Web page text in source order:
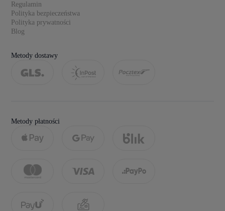
Regulamin
Polityka bezpieczeństwa
Polityka prywatności
Blog
Metody dostawy
Metody płatności